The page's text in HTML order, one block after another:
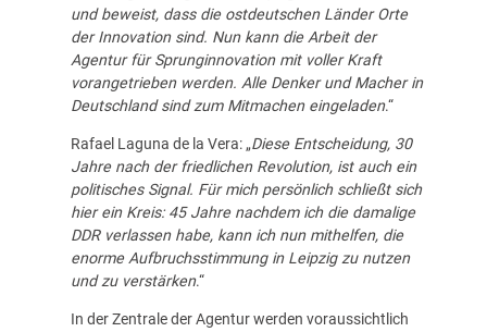
und beweist, dass die ostdeutschen Länder Orte
der Innovation sind. Nun kann die Arbeit der
Agentur für Sprunginnovation mit voller Kraft
vorangetrieben werden. Alle Denker und Macher in
Deutschland sind zum Mitmachen eingeladen.“
Rafael Laguna de la Vera: „Diese Entscheidung, 30
Jahre nach der friedlichen Revolution, ist auch ein
politisches Signal. Für mich persönlich schließt sich
hier ein Kreis: 45 Jahre nachdem ich die damalige
DDR verlassen habe, kann ich nun mithelfen, die
enorme Aufbruchsstimmung in Leipzig zu nutzen
und zu verstärken.“
In der Zentrale der Agentur werden voraussichtlich